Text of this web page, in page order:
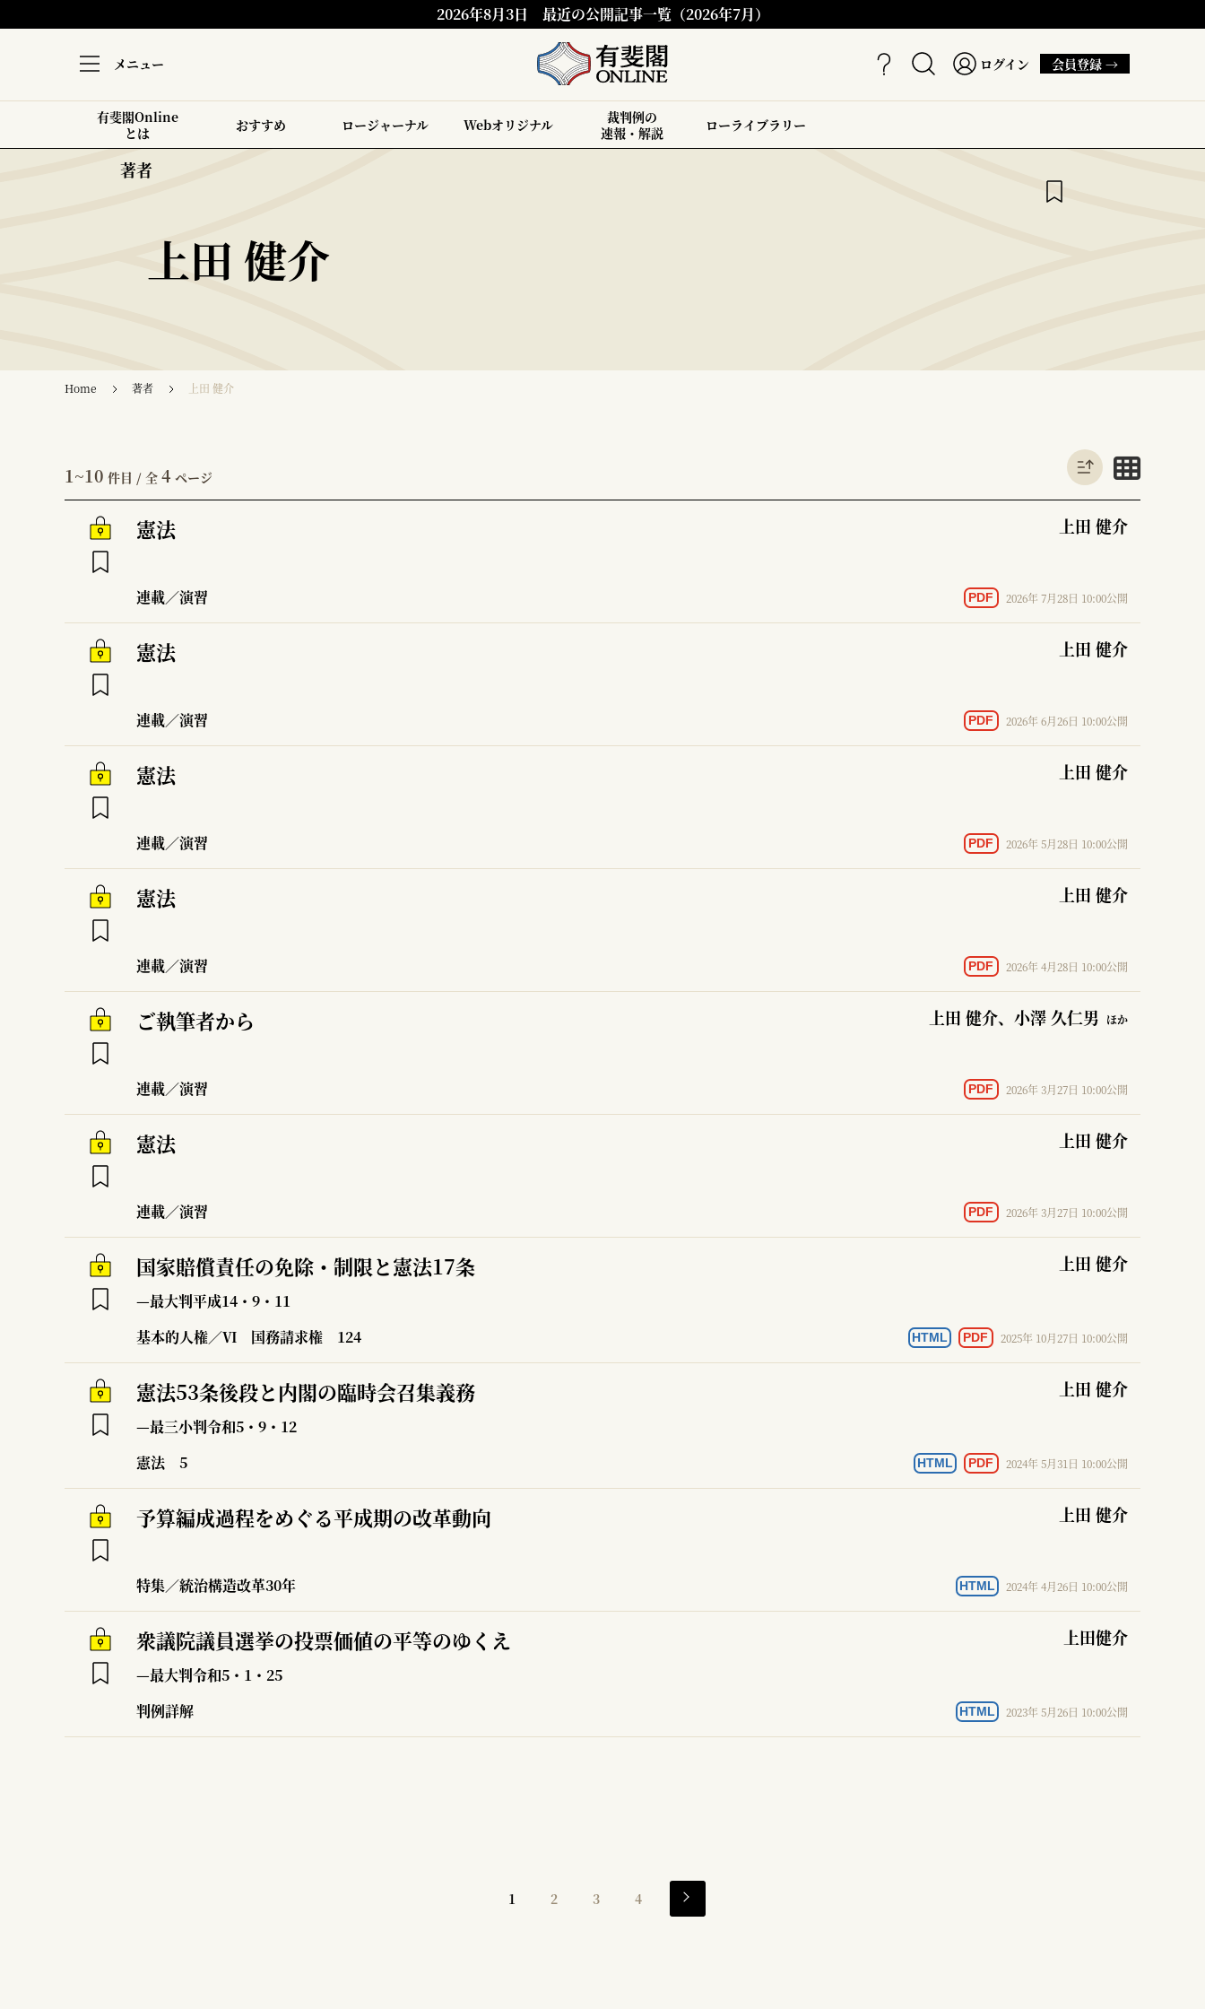
2026年8月3日 最近の公開記事一覧（2026年7月）
メニュー ログイン 会員登録 →
有斐閣Online
とは
おすすめ ロージャーナル Webオリジナル
裁判例の
速報・解説
ローライブラリー
著者
上田 健介
Home 著者 上田 健介
1~10 件目 / 全 4 ページ
憲法
連載／演習
上田 健介
PDF 2026年 7月28日 10:00公開
憲法
連載／演習
上田 健介
PDF 2026年 6月26日 10:00公開
憲法
連載／演習
上田 健介
PDF 2026年 5月28日 10:00公開
憲法
連載／演習
上田 健介
PDF 2026年 4月28日 10:00公開
ご執筆者から
連載／演習
上田 健介、小澤 久仁男 ほか
PDF 2026年 3月27日 10:00公開
憲法
連載／演習
上田 健介
PDF 2026年 3月27日 10:00公開
国家賠償責任の免除・制限と憲法17条
—最大判平成14・9・11
基本的人権／Ⅵ 国務請求権
124
上田 健介
HTML PDF 2025年 10月27日 10:00公開
憲法53条後段と内閣の臨時会召集義務
—最三小判令和5・9・12
憲法
5
上田 健介
HTML PDF 2024年 5月31日 10:00公開
予算編成過程をめぐる平成期の改革動向
特集／統治構造改革30年
上田 健介
HTML 2024年 4月26日 10:00公開
衆議院議員選挙の投票価値の平等のゆくえ
—最大判令和5・1・25
判例詳解
上田健介
HTML 2023年 5月26日 10:00公開
1 2 3 4